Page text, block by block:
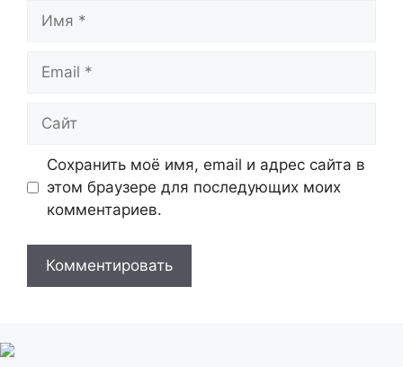
Имя
Email
Сайт
Сохранить моё имя, email и адрес сайта в
этом браузере для последующих моих
комментариев.